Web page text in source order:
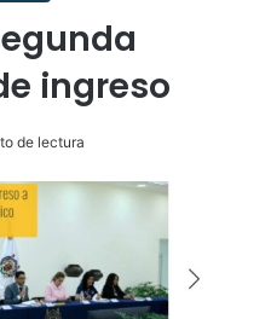
ingreso
de lectura